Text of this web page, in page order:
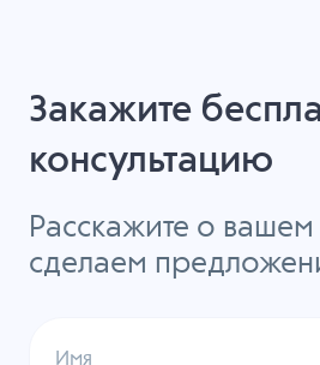
Закажите
консультацию
Расскажите о
сделаем
Имя